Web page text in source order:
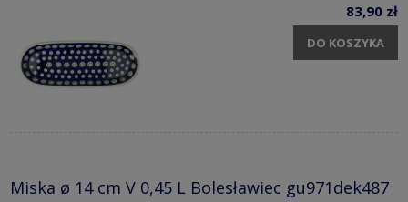
83,90 zł
DO KOSZYKA
Miska ø 14 cm V 0,45 L Bolesławiec gu971dek487